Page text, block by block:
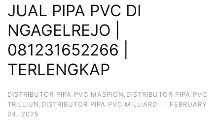
JUAL PIPA PVC DI
NGAGELREJO |
081231652266 |
TERLENGKAP
DISTRIBUTOR PIPA PVC MASPION,DISTRIBUTOR PIPA PVC
TRILLIUN,DISTRIBUTOR PIPA PVC MILLIARD
·
FEBRUARY
24, 2025